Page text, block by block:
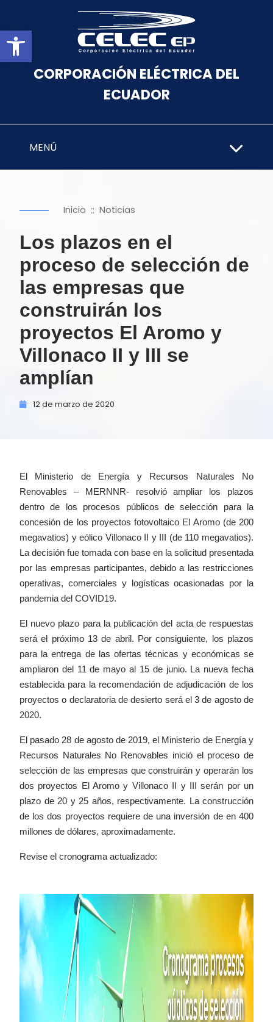
Abrir barra de herramientas
CORPORACIÓN ELÉCTRICA DEL
ECUADOR
MENÚ
Inicio :: Noticias
Los plazos en el
proceso de selección de
las empresas que
construirán los
proyectos El Aromo y
Villonaco II y III se
amplían
12 de marzo de 2020
El Ministerio de Energía y Recursos Naturales No
Renovables – MERNNR- resolvió ampliar los plazos
dentro de los procesos públicos de selección para la
concesión de los proyectos fotovoltaico El Aromo (de 200
megavatios) y eólico Villonaco II y III (de 110 megavatios).
La decisión fue tomada con base en la solicitud presentada
por las empresas participantes, debido a las restricciones
operativas, comerciales y logísticas ocasionadas por la
pandemia del COVID19.
El nuevo plazo para la publicación del acta de respuestas
será el próximo 13 de abril. Por consiguiente, los plazos
para la entrega de las ofertas técnicas y económicas se
ampliaron del 11 de mayo al 15 de junio. La nueva fecha
establecida para la recomendación de adjudicación de los
proyectos o declaratoria de desierto será el 3 de agosto de
2020.
El pasado 28 de agosto de 2019, el Ministerio de Energía y
Recursos Naturales No Renovables inició el proceso de
selección de las empresas que construirán y operarán los
dos proyectos El Aromo y Villonaco II y III serán por un
plazo de 20 y 25 años, respectivamente. La construcción
de los dos proyectos requiere de una inversión de en 400
millones de dólares, aproximadamente.
Revise el cronograma actualizado: